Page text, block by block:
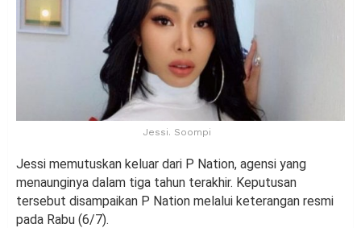
Jessi. Soompi
Jessi memutuskan keluar dari P Nation, agensi yang
menaunginya dalam tiga tahun terakhir. Keputusan
tersebut disampaikan P Nation melalui keterangan resmi
pada Rabu (6/7).